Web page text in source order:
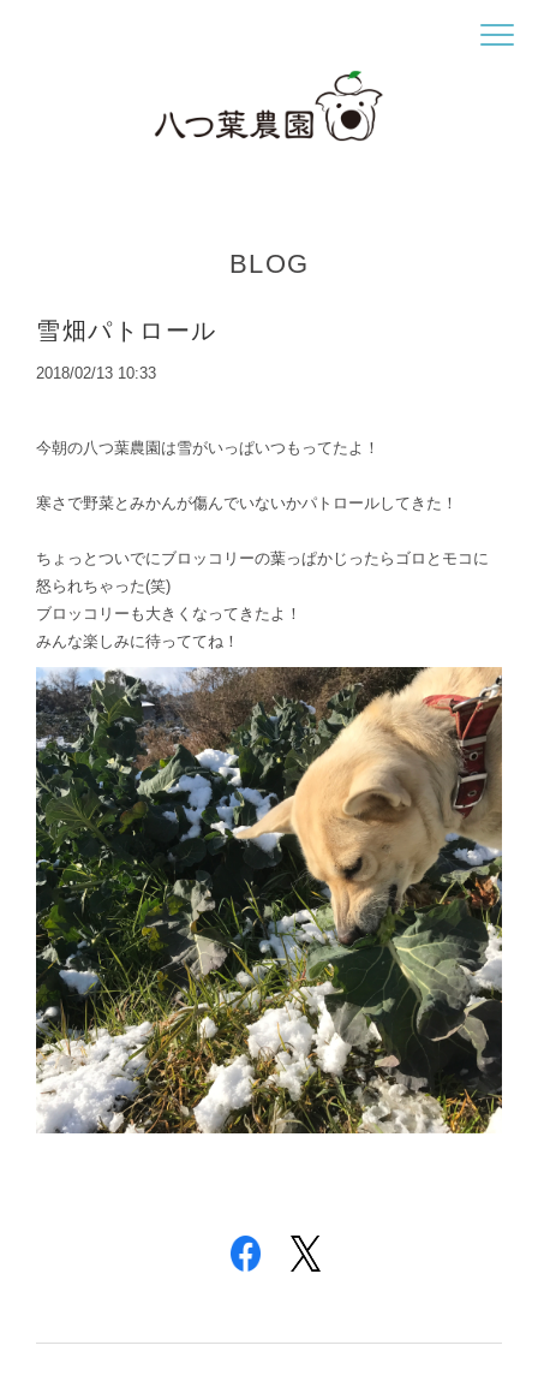
BLOG
雪畑パトロール
2018/02/13 10:33
今朝の八つ葉農園は雪がいっぱいつもってたよ！
寒さで野菜とみかんが傷んでいないかパトロールしてきた！
ちょっとついでにブロッコリーの葉っぱかじったらゴロとモコに
怒られちゃった(笑)
ブロッコリーも大きくなってきたよ！
みんな楽しみに待っててね！